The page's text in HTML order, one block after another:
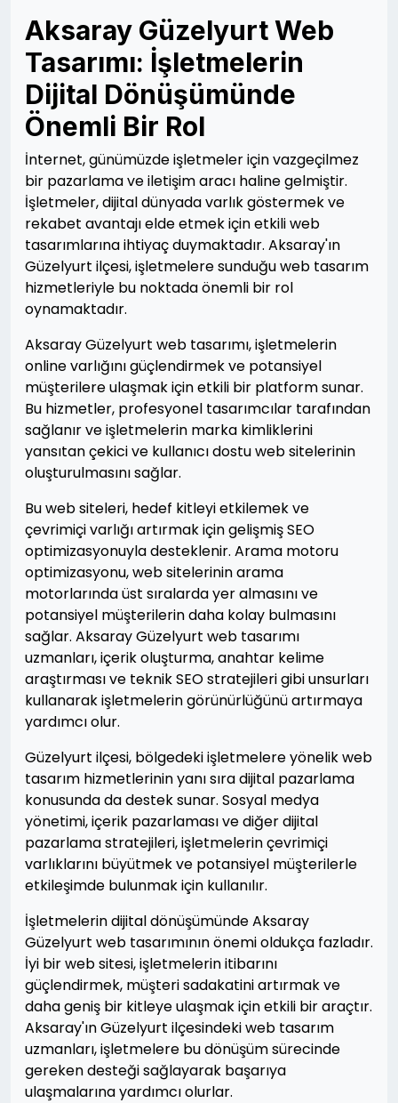
Aksaray Güzelyurt Web
Tasarımı: İşletmelerin
Dijital Dönüşümünde
Önemli Bir Rol
İnternet, günümüzde işletmeler için vazgeçilmez
bir pazarlama ve iletişim aracı haline gelmiştir.
İşletmeler, dijital dünyada varlık göstermek ve
rekabet avantajı elde etmek için etkili web
tasarımlarına ihtiyaç duymaktadır. Aksaray'ın
Güzelyurt ilçesi, işletmelere sunduğu web tasarım
hizmetleriyle bu noktada önemli bir rol
oynamaktadır.
Aksaray Güzelyurt web tasarımı, işletmelerin
online varlığını güçlendirmek ve potansiyel
müşterilere ulaşmak için etkili bir platform sunar.
Bu hizmetler, profesyonel tasarımcılar tarafından
sağlanır ve işletmelerin marka kimliklerini
yansıtan çekici ve kullanıcı dostu web sitelerinin
oluşturulmasını sağlar.
Bu web siteleri, hedef kitleyi etkilemek ve
çevrimiçi varlığı artırmak için gelişmiş SEO
optimizasyonuyla desteklenir. Arama motoru
optimizasyonu, web sitelerinin arama
motorlarında üst sıralarda yer almasını ve
potansiyel müşterilerin daha kolay bulmasını
sağlar. Aksaray Güzelyurt web tasarımı
uzmanları, içerik oluşturma, anahtar kelime
araştırması ve teknik SEO stratejileri gibi unsurları
kullanarak işletmelerin görünürlüğünü artırmaya
yardımcı olur.
Güzelyurt ilçesi, bölgedeki işletmelere yönelik web
tasarım hizmetlerinin yanı sıra dijital pazarlama
konusunda da destek sunar. Sosyal medya
yönetimi, içerik pazarlaması ve diğer dijital
pazarlama stratejileri, işletmelerin çevrimiçi
varlıklarını büyütmek ve potansiyel müşterilerle
etkileşimde bulunmak için kullanılır.
İşletmelerin dijital dönüşümünde Aksaray
Güzelyurt web tasarımının önemi oldukça fazladır.
İyi bir web sitesi, işletmelerin itibarını
güçlendirmek, müşteri sadakatini artırmak ve
daha geniş bir kitleye ulaşmak için etkili bir araçtır.
Aksaray'ın Güzelyurt ilçesindeki web tasarım
uzmanları, işletmelere bu dönüşüm sürecinde
gereken desteği sağlayarak başarıya
ulaşmalarına yardımcı olurlar.